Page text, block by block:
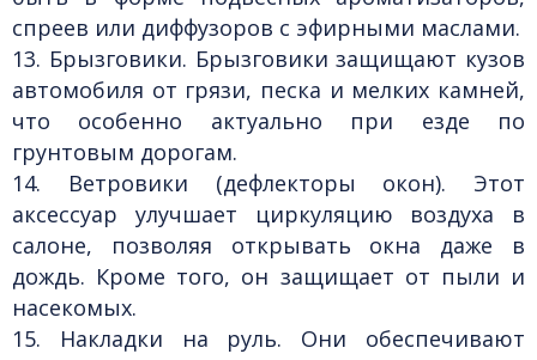
спреев или диффузоров с эфирными маслами.
13. Брызговики. Брызговики защищают кузов
автомобиля от грязи, песка и мелких камней,
что особенно актуально при езде по
грунтовым дорогам.
14. Ветровики (дефлекторы окон). Этот
аксессуар улучшает циркуляцию воздуха в
салоне, позволяя открывать окна даже в
дождь. Кроме того, он защищает от пыли и
насекомых.
15. Накладки на руль. Они обеспечивают